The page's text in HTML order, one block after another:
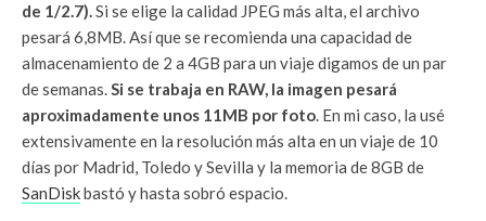
de 1/2.7).Si se elige la calidad JPEG más alta, el archivo
pesará 6,8MB. Así que se recomienda una capacidad de
almacenamiento de 2 a 4GB para un viaje digamos de un par
de semanas.Si se trabaja en RAW, la imagen pesará
aproximadamente unos 11MB por foto. En mi caso, la usé
extensivamente en la resolución más alta en un viaje de 10
días por Madrid, Toledo y Sevilla y la memoria de 8GB de
SanDiskbastó y hasta sobró espacio.